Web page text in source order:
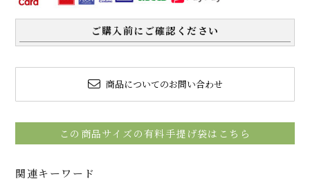
ご購入前にご確認ください
商品についてのお問い合わせ
この商品サイズの有料手提げ袋はこちら
関連キーワード